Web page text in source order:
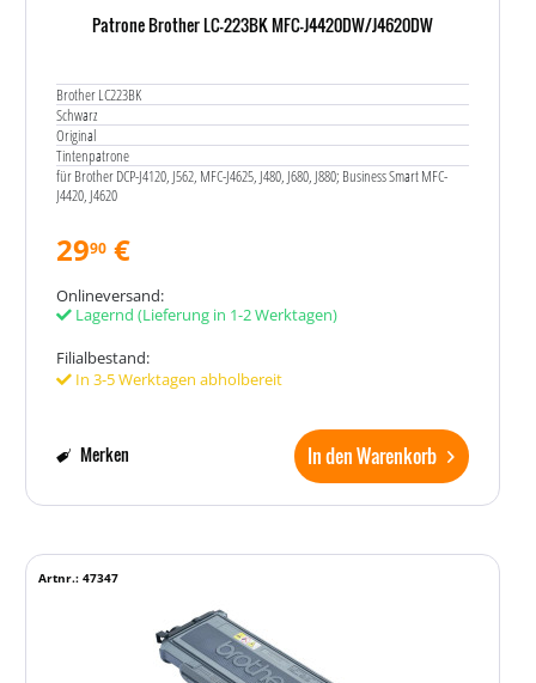
Patrone Brother LC-223BK MFC-J4420DW/J4620DW
Brother LC223BK
Schwarz
Original
Tintenpatrone
für Brother DCP-J4120, J562, MFC-J4625, J480, J680, J880; Business Smart MFC-
J4420, J4620
2990 €
Onlineversand:
Lagernd (Lieferung in 1-2 Werktagen)
Filialbestand:
In 3-5 Werktagen abholbereit
In den Warenkorb
Merken
Artnr.: 47347